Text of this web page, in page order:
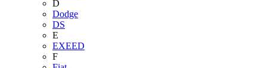
D
Dodge
DS
E
EXEED
F